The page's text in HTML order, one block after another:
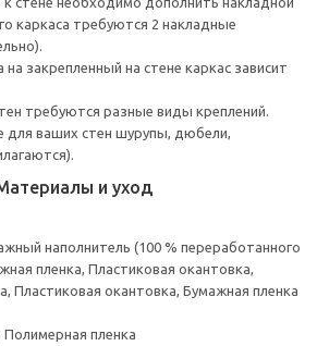
каркаса требуются 2 накладные
на закрепленный на стене каркас зависит
требуются разные виды креплений.
ваших стен шурупы, дюбели,
и уход
наполнитель (100 % переработанного
пленка, Пластиковая окантовка,
Пластиковая окантовка, Бумажная пленка
пленка